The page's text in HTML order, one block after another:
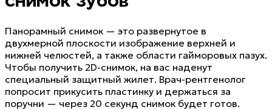
Панорамный снимок — это развернутое в
двухмерной плоскости изображение верхней и
нижней челюстей, а также области гайморовых пазух.
Чтобы получить 2D-снимок, на вас наденут
специальный защитный жилет. Врач-рентгенолог
попросит прикусить пластинку и держаться за
поручни — через 20 секунд снимок будет готов.